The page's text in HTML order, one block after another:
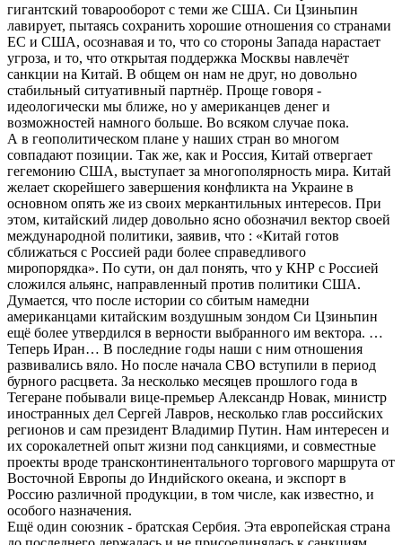
гигантский товарооборот с теми же США. Си Цзиньпин
лавирует, пытаясь сохранить хорошие отношения со странами
ЕС и США, осознавая и то, что со стороны Запада нарастает
угроза, и то, что открытая поддержка Москвы навлечёт
санкции на Китай. В общем он нам не друг, но довольно
стабильный ситуативный партнёр. Проще говоря -
идеологически мы ближе, но у американцев денег и
возможностей намного больше. Во всяком случае пока.
А в геополитическом плане у наших стран во многом
совпадают позиции. Так же, как и Россия, Китай отвергает
гегемонию США, выступает за многополярность мира. Китай
желает скорейшего завершения конфликта на Украине в
основном опять же из своих меркантильных интересов. При
этом, китайский лидер довольно ясно обозначил вектор своей
международной политики, заявив, что : «Китай готов
сближаться с Россией ради более справедливого
миропорядка». По сути, он дал понять, что у КНР с Россией
сложился альянс, направленный против политики США.
Думается, что после истории со сбитым намедни
американцами китайским воздушным зондом Си Цзиньпин
ещё более утвердился в верности выбранного им вектора. …
Теперь Иран… В последние годы наши с ним отношения
развивались вяло. Но после начала СВО вступили в период
бурного расцвета. За несколько месяцев прошлого года в
Тегеране побывали вице-премьер Александр Новак, министр
иностранных дел Сергей Лавров, несколько глав российских
регионов и сам президент Владимир Путин. Нам интересен и
их сорокалетней опыт жизни под санкциями, и совместные
проекты вроде трансконтинентального торгового маршрута от
Восточной Европы до Индийского океана, и экспорт в
Россию различной продукции, в том числе, как известно, и
особого назначения.
Ещё один союзник - братская Сербия. Эта европейская страна